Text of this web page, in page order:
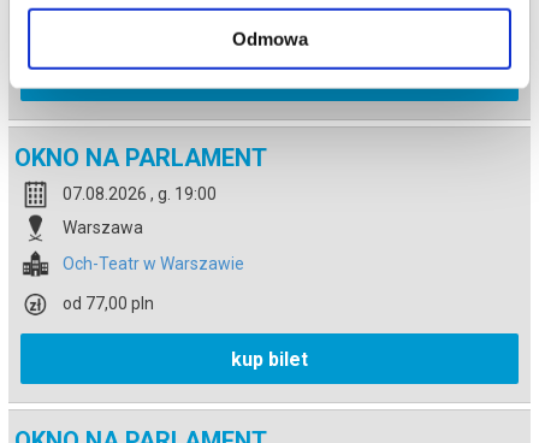
Odmowa
kup bilet
OKNO NA PARLAMENT
07.08.2026 , g. 19:00
Warszawa
Och-Teatr w Warszawie
od 77,00 pln
kup bilet